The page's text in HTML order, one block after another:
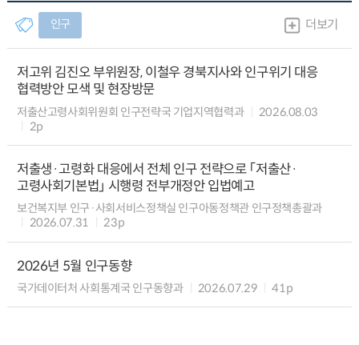
인구 더보기
저고위 김진오 부위원장, 이철우 경북지사와 인구위기 대응
협력방안 모색 및 현장방문
저출산고령사회위원회 인구전략국 기업지역협력과
2026.08.03
2p
저출생·고령화 대응에서 전체 인구 전략으로 「저출산·
고령사회기본법」 시행령 전부개정안 입법예고
보건복지부 인구·사회서비스정책실 인구아동정책관 인구정책총괄과
2026.07.31
23p
2026년 5월 인구동향
국가데이터처 사회통계국 인구동향과 2026.07.29 41p